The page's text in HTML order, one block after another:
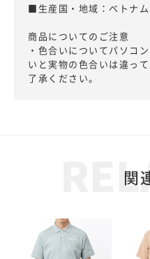
■生産国・地域：ベトナム
商品についてのご注意
・色合いについてパソコ
いと実物の色合いは違っ
了承ください。
関